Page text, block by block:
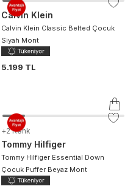
Calvin Klein
Calvin Klein Classic Belted Çocuk
Siyah Mont
5.199 TL
+2 Renk
Tommy Hilfiger
Tommy Hilfiger Essential Down
Çocuk Puffer Beyaz Mont